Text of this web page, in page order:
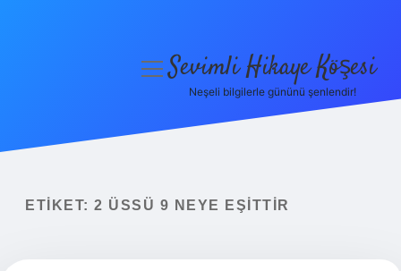
Yasal Uyarı
menüyüSevimli Hikaye Köşesi
Neşeli bilgilerle gününü şenlendir!
ETIKET: 2 ÜSSÜ 9 NEYE EŞITTIR